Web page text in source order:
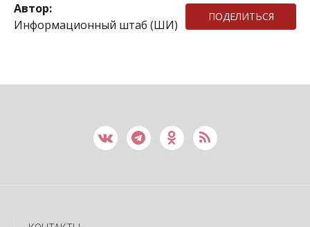
Автор:
Информационный штаб (ШИ)
ПОДЕЛИТЬСЯ